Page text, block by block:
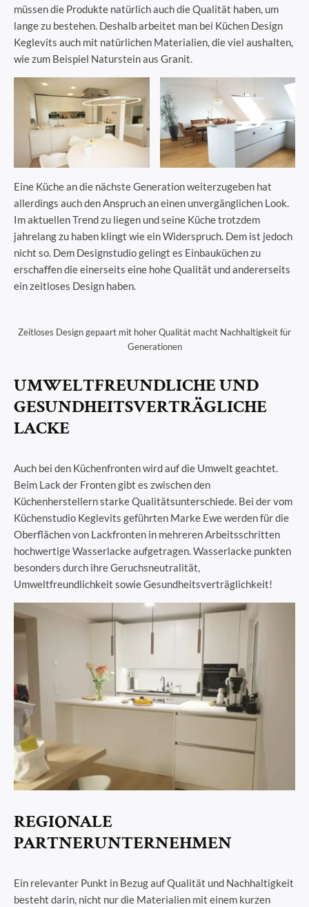
müssen die Produkte natürlich auch die Qualität haben, um
lange zu bestehen. Deshalb arbeitet man bei Küchen Design
Keglevits auch mit natürlichen Materialien, die viel aushalten,
wie zum Beispiel Naturstein aus Granit.
Eine Küche an die nächste Generation weiterzugeben hat
allerdings auch den Anspruch an einen unvergänglichen Look.
Im aktuellen Trend zu liegen und seine Küche trotzdem
jahrelang zu haben klingt wie ein Widerspruch. Dem ist jedoch
nicht so. Dem Designstudio gelingt es Einbauküchen zu
erschaffen die einerseits eine hohe Qualität und andererseits
ein zeitloses Design haben.
Zeitloses Design gepaart mit hoher Qualität macht Nachhaltigkeit für
Generationen
UMWELTFREUNDLICHE UND
GESUNDHEITSVERTRÄGLICHE
LACKE
Auch bei den Küchenfronten wird auf die Umwelt geachtet.
Beim Lack der Fronten gibt es zwischen den
Küchenherstellern starke Qualitätsunterschiede. Bei der vom
Küchenstudio Keglevits geführten Marke Ewe werden für die
Oberflächen von Lackfronten in mehreren Arbeitsschritten
hochwertige Wasserlacke aufgetragen. Wasserlacke punkten
besonders durch ihre Geruchsneutralität,
Umweltfreundlichkeit sowie Gesundheitsverträglichkeit!
REGIONALE
PARTNERUNTERNEHMEN
Ein relevanter Punkt in Bezug auf Qualität und Nachhaltigkeit
besteht darin, nicht nur die Materialien mit einem kurzen